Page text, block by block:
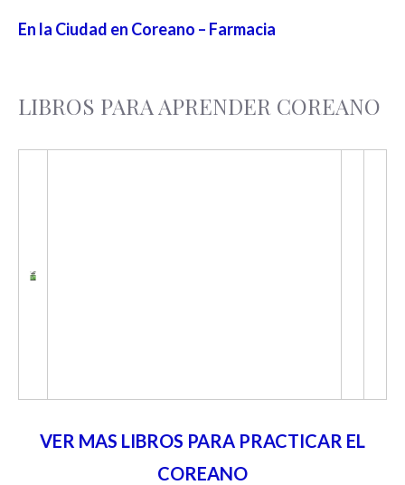
En la Ciudad en Coreano – Farmacia
LIBROS PARA APRENDER COREANO
VER MAS LIBROS PARA PRACTICAR EL
COREANO